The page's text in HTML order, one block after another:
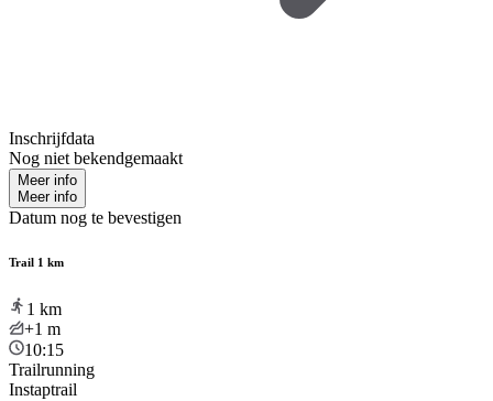
Inschrijfdata
Nog niet bekendgemaakt
Meer info
Meer info
Datum nog te bevestigen
Trail 1 km
1 km
+1 m
10:15
Trailrunning
Instaptrail